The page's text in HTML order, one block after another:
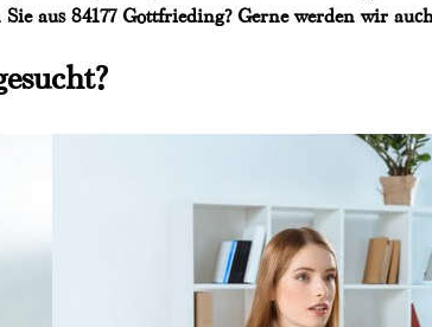
aus 84177 Gottfrieding? Gerne werden wir